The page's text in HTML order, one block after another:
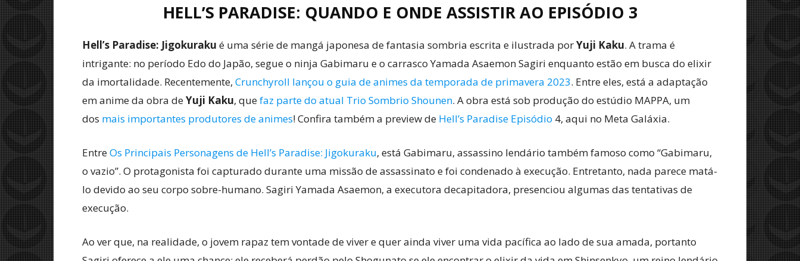
HELL’S PARADISE: QUANDO E ONDE ASSISTIR AO EPISÓDIO 3
Hell’s Paradise: Jigokuraku é uma série de mangá japonesa de fantasia sombria escrita e ilustrada porYuji Kaku. A trama é
intrigante: no período Edo do Japão, segue o ninja Gabimaru e o carrasco Yamada Asaemon Sagiri enquanto estão em busca do elixir
da imortalidade. Recentemente, Crunchyroll lançou o guia de animes da temporada de primavera 2023. Entre eles, está a adaptação
em anime da obra deYuji Kaku, quefaz parte do atual Trio Sombrio Shounen. A obra está sob produção do estúdio MAPPA, um
dos mais importantes produtores de animes! Confira também a preview de Hell’s Paradise Episódio 4, aqui no Meta Galáxia.
EntreOs Principais Personagens de Hell’s Paradise: Jigokuraku, está Gabimaru, assassino lendário também famoso como “Gabimaru,
o vazio”. O protagonista foi capturado durante uma missão de assassinato e foi condenado à execução. Entretanto, nada parece matá-
lo devido ao seu corpo sobre-humano. Sagiri Yamada Asaemon, a executora decapitadora, presenciou algumas das tentativas de
execução.
Ao ver que, na realidade, o jovem rapaz tem vontade de viver e quer ainda viver uma vida pacífica ao lado de sua amada, portanto